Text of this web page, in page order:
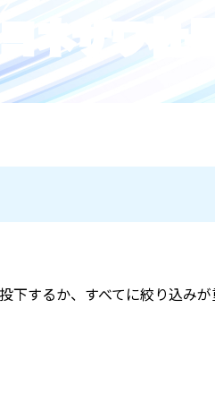
ヨネザワ社
下するか、すべてに絞り込み